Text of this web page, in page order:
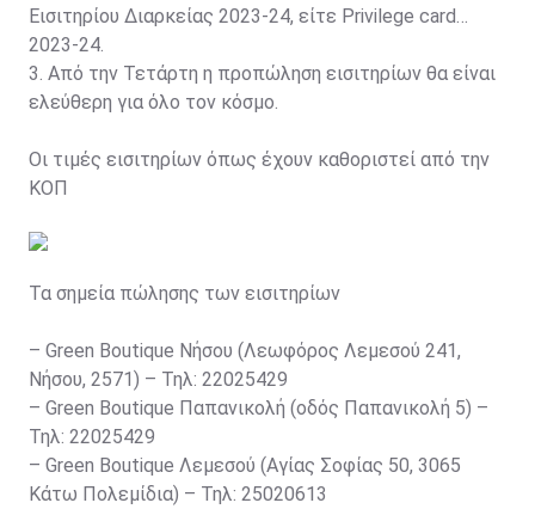
Εισιτηρίου Διαρκείας 2023-24, είτε Privilege card
2023-24.
3. Από την Τετάρτη η προπώληση εισιτηρίων θα είναι
ελεύθερη για όλο τον κόσμο.
Οι τιμές εισιτηρίων όπως έχουν καθοριστεί από την
ΚΟΠ
Τα σημεία πώλησης των εισιτηρίων
– Green Boutique Νήσου (Λεωφόρος Λεμεσού 241,
Νήσου, 2571) – Τηλ: 22025429
– Green Boutique Παπανικολή (οδός Παπανικολή 5) –
Τηλ: 22025429
– Green Boutique Λεμεσού (Αγίας Σοφίας 50, 3065
Κάτω Πολεμίδια) – Τηλ: 25020613